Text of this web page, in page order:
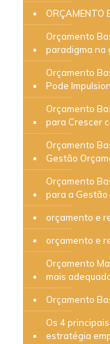
ORÇAMENTO
Orçamento
paradigma na
Orçamento
Pode
Orçamento
para Crescer
Orçamento
Gestão
Orçamento
para a Gestão
orçamento e
orçamento e
Orçamento
mais
Orçamento
Os 4
estratégia